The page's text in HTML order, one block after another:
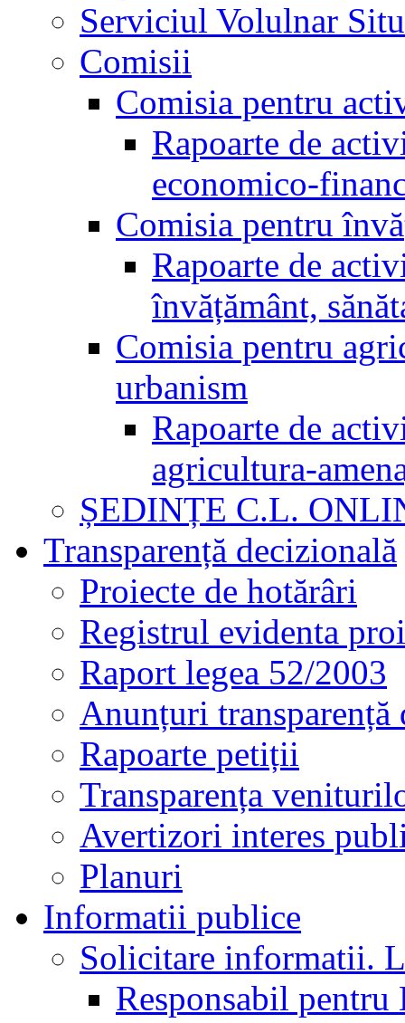
Serviciul Volulnar
Comisii
Comisia pentru
Rapoarte de
economico-
Comisia pentru
Rapoarte de
învățământ,
Comisia pentru
urbanism
Rapoarte de
agricultura-
ȘEDINȚE C.L.
Transparență decizională
Proiecte de hotărâri
Registrul evidenta
Raport legea 52/2003
Anunțuri transparență
Rapoarte petiții
Transparența
Avertizori interes
Planuri
Informatii publice
Solicitare informatii.
Responsabil pentru